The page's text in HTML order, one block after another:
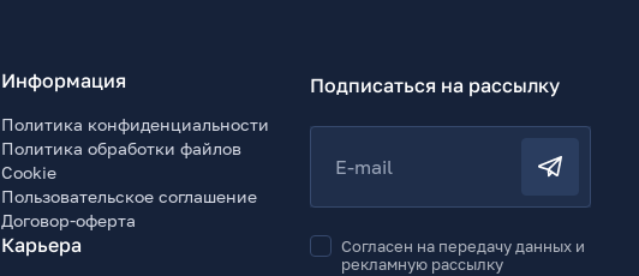
Информация
Политика конфиденциальности
Политика обработки файлов
Cookie
Пользовательское соглашение
Договор-оферта
Карьера
Подписаться на рассылку
E-mail
Согласен на передачу данных и
рекламную рассылку